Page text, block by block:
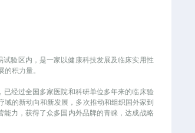
试验区内，是一家以健康科技发展及临床实用性
积力量。
经过全国多家医院和科研单位多年来的临床验
的新动向和新发展，多次推动和组织国外家到
力，获得了众多国内外品牌的青睐，达成战略